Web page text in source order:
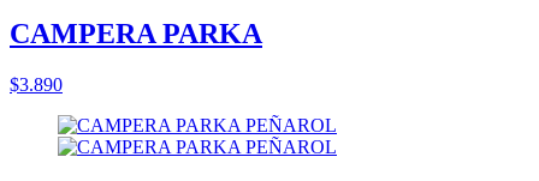
CAMPERA PARKA
$3.890